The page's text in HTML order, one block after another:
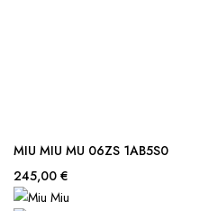
MIU MIU MU 06ZS 1AB5S0
245,00 €